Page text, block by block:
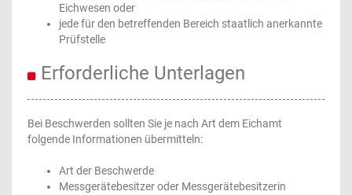
Eichwesen oder
jede für den betreffenden Bereich staatlich anerkannte
Prüfstelle
Erforderliche Unterlagen
Bei Beschwerden sollten Sie je nach Art dem Eichamt
folgende Informationen übermitteln:
Art der Beschwerde
Messgerätebesitzer oder Messgerätebesitzerin